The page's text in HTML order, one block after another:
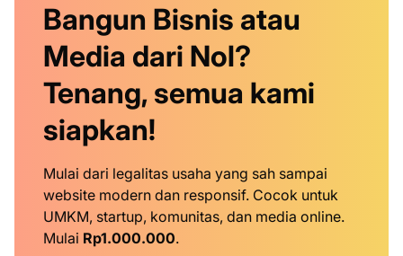
Bangun Bisnis atau
Media dari Nol?
Tenang, semua kami
siapkan!
Mulai dari legalitas usaha yang sah sampai
website modern dan responsif. Cocok untuk
UMKM, startup, komunitas, dan media online.
Mulai Rp1.000.000.